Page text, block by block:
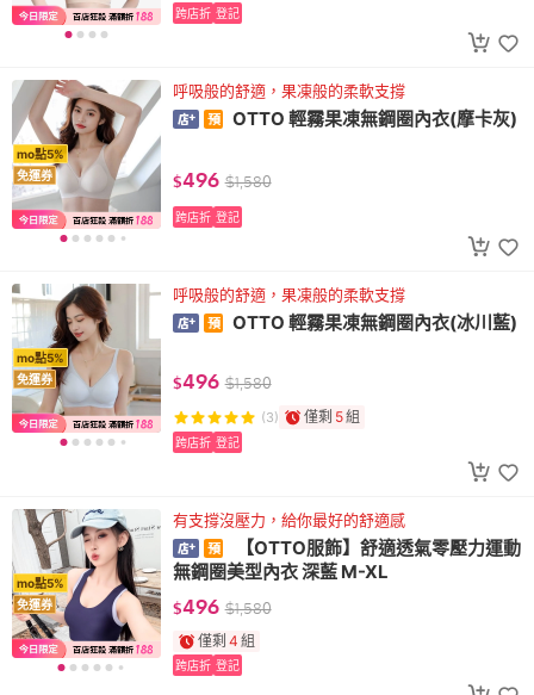
跨店折 登記
mo點5%
免運券
呼吸般的舒適，果凍般的柔軟支撐
OTTO 輕霧果凍無鋼圈內衣(摩卡灰)
$496 $1,580
跨店折 登記
mo點5%
免運券
呼吸般的舒適，果凍般的柔軟支撐
OTTO 輕霧果凍無鋼圈內衣(冰川藍)
$496 $1,580
(3) 僅剩 5組
跨店折 登記
mo點5%
免運券
有支撐沒壓力，給你最好的舒適感
【OTTO服飾】舒適透氣零壓力運動
無鋼圈美型內衣 深藍 M-XL
$496 $1,580
僅剩 4 組
跨店折 登記